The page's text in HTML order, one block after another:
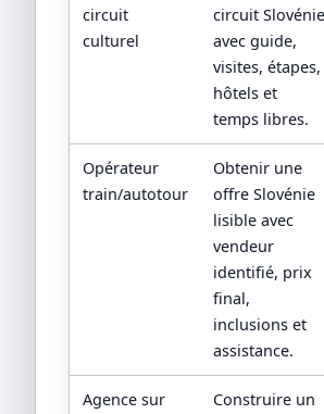
circuit
culturel
circuit Slovénie
avec guide,
visites, étapes,
hôtels et
temps libres.
Opérateur
train/autotour
Obtenir une
offre Slovénie
lisible avec
vendeur
identifié, prix
final,
inclusions et
assistance.
Agence sur Construire un